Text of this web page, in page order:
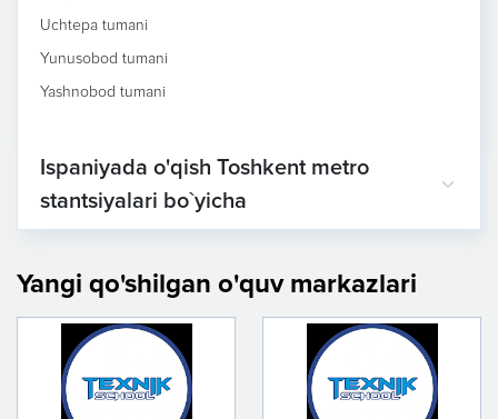
Uchtepa tumani
Yunusobod tumani
Yashnobod tumani
Ispaniyada o'qish Toshkent metro
stantsiyalari bo`yicha
Yangi qo'shilgan o'quv markazlari